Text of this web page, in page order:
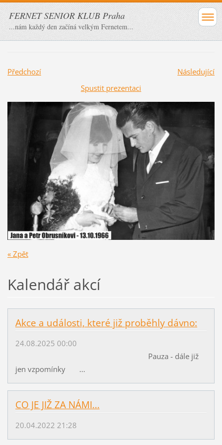
FERNET SENIOR KLUB Praha
...nám každý den začíná velkým Fernetem...
Předchozí
Následující
Spustit prezentaci
« Zpět
Kalendář akcí
Akce a události, které již proběhly dávno:
24.08.2025 00:00
Pauza - dále již
jen vzpomínky ...
CO JE JIŽ ZA NÁMI...
20.04.2022 21:28